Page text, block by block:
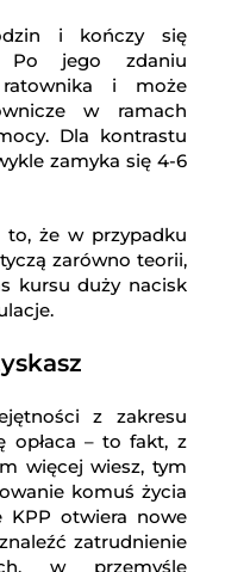
i kończy się
Po jego zdaniu
i może
w ramach
Dla kontrastu
zamyka się 4-6
że w przypadku
zarówno teorii,
kursu duży nacisk
z zakresu
opłaca – to fakt, z
więcej wiesz, tym
komuś życia
KPP otwiera nowe
zatrudnienie
w przemyśle